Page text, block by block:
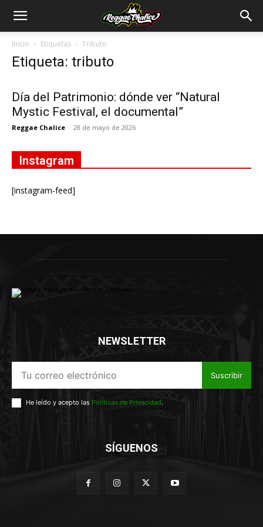
Inicio Etiquetas Tributo
Etiqueta: tributo
Día del Patrimonio: dónde ver “Natural
Mystic Festival, el documental”
Reggae Chalice - 28 de mayo de 2026
Instagram
[instagram-feed]
NEWSLETTER
Suscribir
He leído y acepto las Políticas de Privacidad.
SÍGUENOS